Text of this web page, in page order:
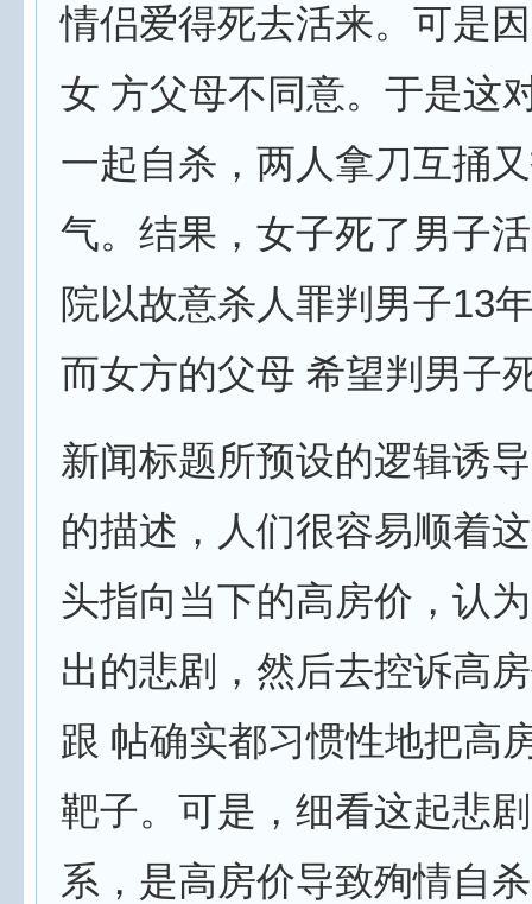
情侣爱得死去活来。可是
女 方父母不同意。于是这
一起自杀，两人拿刀互捅
气。结果，女子死了男子
院以故意杀人罪判男子13
而女方的父母 希望判男子
新闻标题所预设的逻辑诱
的描述，人们很容易顺着
头指向当下的高房价，认
出的悲剧，然后去控诉高
跟 帖确实都习惯性地把高
靶子。可是，细看这起悲
系，是高房价导致殉情自